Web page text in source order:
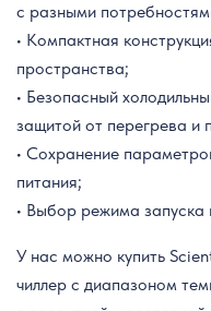
с разными
• Компактная
пространства;
• Безопасный
защитой от перегрева и
• Сохранение
питания;
• Выбор режима запуска
У нас можно купить
чиллер с диапазоном